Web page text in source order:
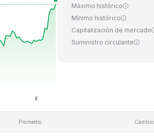
Máximo histórico
Mínimo histórico
Capitalización de mercado
Suministro circulante
Promedio Cambio